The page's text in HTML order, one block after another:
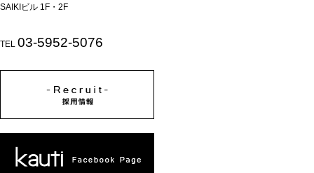
SAIKIビル 1F・2F
TEL 03-5952-5076